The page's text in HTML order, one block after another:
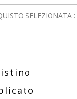
SELEZIONATA :